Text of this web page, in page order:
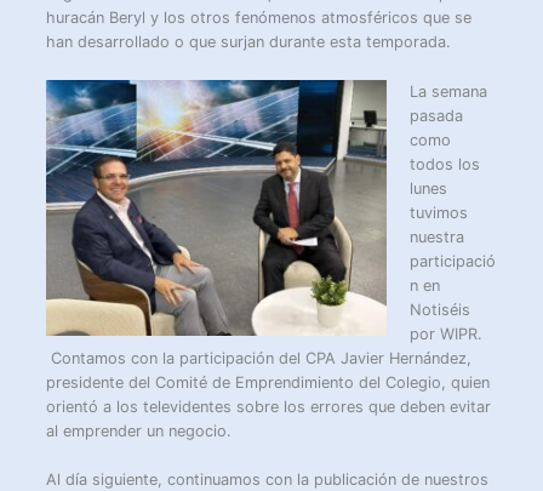
huracán Beryl y los otros fenómenos atmosféricos que se
han desarrollado o que surjan durante esta temporada.
La semana
pasada
como
todos los
lunes
tuvimos
nuestra
participació
n en
Notiséis
por WIPR.
Contamos con la participación del CPA Javier Hernández,
presidente del Comité de Emprendimiento del Colegio, quien
orientó a los televidentes sobre los errores que deben evitar
al emprender un negocio.
Al día siguiente, continuamos con la publicación de nuestros